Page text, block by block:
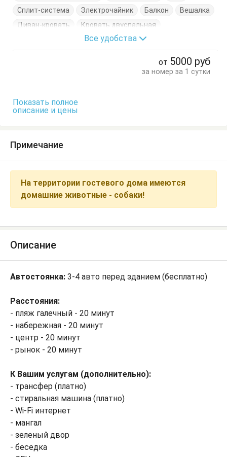
Сплит-система
Электрочайник Балкон
Вешалка
Диван-кровать
Кровать двуспальная
Обеденный стол
Все удобства
от 5000 руб
за номер за 1 сутки
Показать полное
описание и цены
Примечание
На территории гостевого дома имеются
домашние животные - собаки!
Описание
Автостоянка: 3-4 авто перед зданием (бесплатно)
Расстояния:
- пляж галечный - 20 минут
- набережная - 20 минут
- центр - 20 минут
- рынок - 20 минут
К Вашим услугам (дополнительно):
- трансфер (платно)
- стиральная машина (платно)
- Wi-Fi интернет
- мангал
- зеленый двор
- беседка